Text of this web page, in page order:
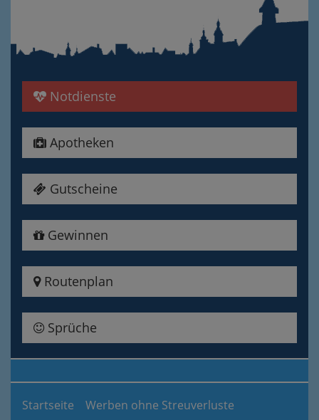
Notdienste
Apotheken
Gutscheine
Gewinnen
Routenplan
Sprüche
Startseite Werben ohne Streuverluste